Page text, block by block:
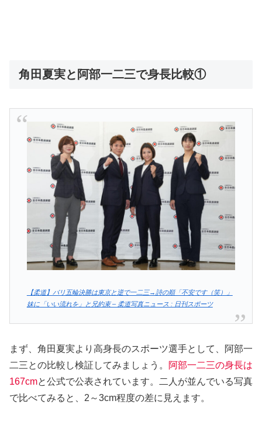
角田夏実と阿部一二三で身長比較①
【柔道】パリ五輪決勝は東京と逆で一二三→詩の順「不安です（笑）」
妹に「いい流れを」と兄約束 – 柔道写真ニュース : 日刊スポーツ
まず、角田夏実より高身長のスポーツ選手として、阿部一
二三との比較し検証してみましょう。
阿部一二三の身長は
167cmと公式で公表されています。二人が並んでいる写真
で比べてみると、2～3cm程度の差に見えます。